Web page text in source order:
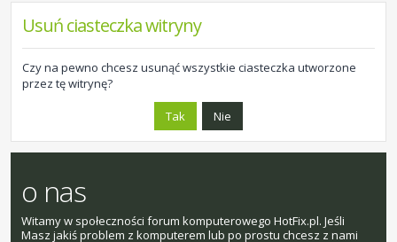
Usuń ciasteczka witryny
Czy na pewno chcesz usunąć wszystkie ciasteczka utworzone
przez tę witrynę?
o nas
Witamy w społeczności forum komputerowego HotFix.pl. Jeśli
Masz jakiś problem z komputerem lub po prostu chcesz z nami